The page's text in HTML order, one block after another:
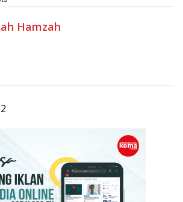
Hamzah